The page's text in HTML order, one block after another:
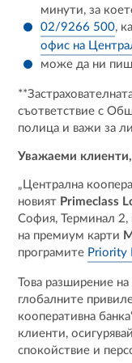
минути, за
02/9266 500,
офис на
може да ни
съответствие с
полица и важи за
Уважаеми клиенти,
„Централна
новият Primeclass
София, Терминал 2,
на премиум карти
програмите Priority
Това разширение
глобалните
кооперативна
клиенти,
спокойствие и